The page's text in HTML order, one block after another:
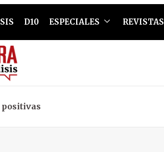
D10 ESPECIALES REVISTAS